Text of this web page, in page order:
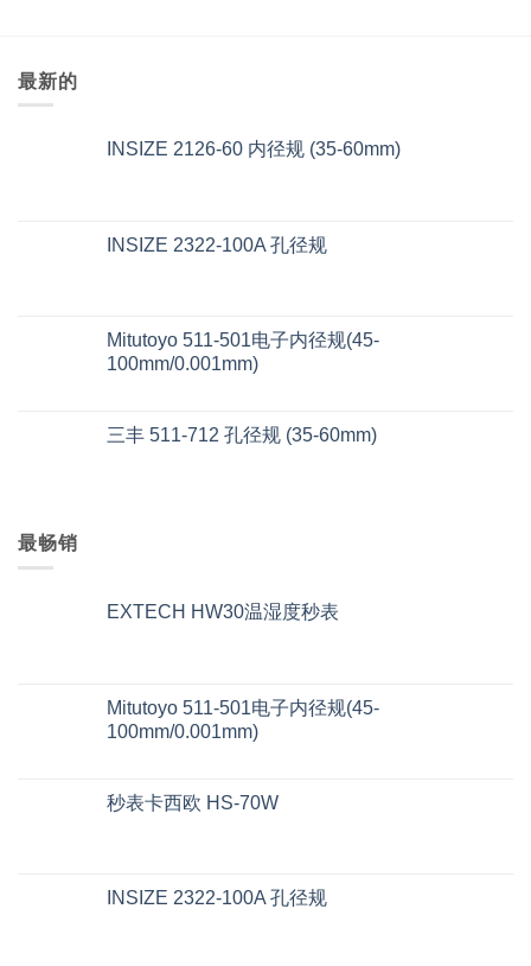
最新的
INSIZE 2126-60 内径规 (35-60mm)
INSIZE 2322-100A 孔径规
Mitutoyo 511-501电子内径规(45-
100mm/0.001mm)
三丰 511-712 孔径规 (35-60mm)
最畅销
EXTECH HW30温湿度秒表
Mitutoyo 511-501电子内径规(45-
100mm/0.001mm)
秒表卡西欧 HS-70W
INSIZE 2322-100A 孔径规